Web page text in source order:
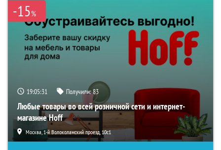
-15%
19:05:30 Получили:83
Любые товары во всей розничной сети и интернет-
магазине Hoff
Москва, 1-й Волоколамский проезд, 10с1